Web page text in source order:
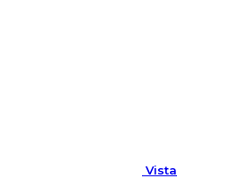
Vista